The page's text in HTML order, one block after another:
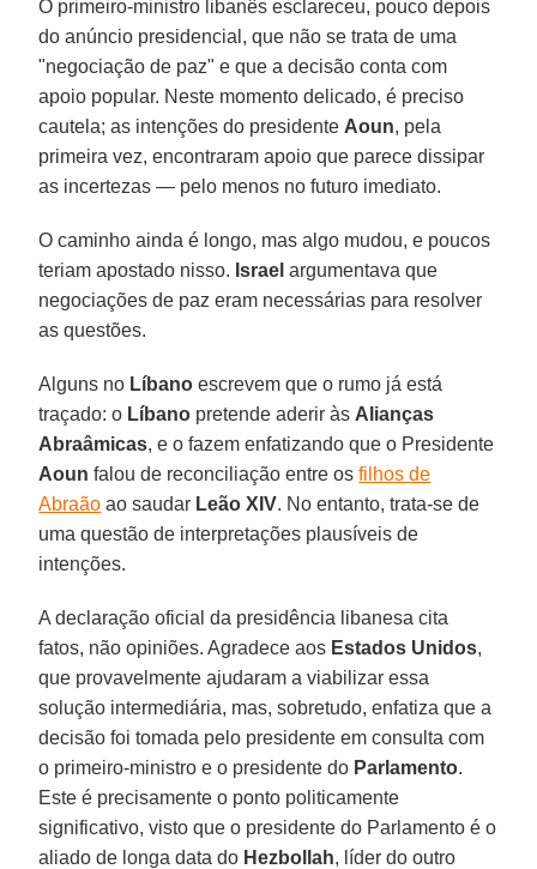
O primeiro-ministro libanês esclareceu, pouco depois
do anúncio presidencial, que não se trata de uma
"negociação de paz" e que a decisão conta com
apoio popular. Neste momento delicado, é preciso
cautela; as intenções do presidente Aoun, pela
primeira vez, encontraram apoio que parece dissipar
as incertezas — pelo menos no futuro imediato.
O caminho ainda é longo, mas algo mudou, e poucos
teriam apostado nisso. Israel argumentava que
negociações de paz eram necessárias para resolver
as questões.
Alguns no Líbano escrevem que o rumo já está
traçado: o Líbano pretende aderir às Alianças
Abraâmicas, e o fazem enfatizando que o Presidente
Aoun falou de reconciliação entre osfilhos de
Abraão ao saudar Leão XIV. No entanto, trata-se de
uma questão de interpretações plausíveis de
intenções.
A declaração oficial da presidência libanesa cita
fatos, não opiniões. Agradece aos Estados Unidos,
que provavelmente ajudaram a viabilizar essa
solução intermediária, mas, sobretudo, enfatiza que a
decisão foi tomada pelo presidente em consulta com
o primeiro-ministro e o presidente do Parlamento.
Este é precisamente o ponto politicamente
significativo, visto que o presidente do Parlamento é o
aliado de longa data do Hezbollah, líder do outro